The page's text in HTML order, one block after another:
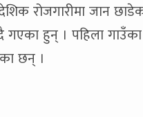
रोजगारीमा जान
हुन् । पहिला
छन् ।